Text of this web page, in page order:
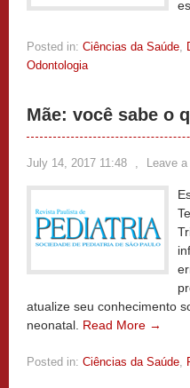
Posted in: Ciências da Saúde,
Odontologia
Mãe: você sabe o
July 14, 2017 11:48 , Leave
atualize seu conhecimento
neonatal. Read More →
Posted in: Ciências da Saúde,